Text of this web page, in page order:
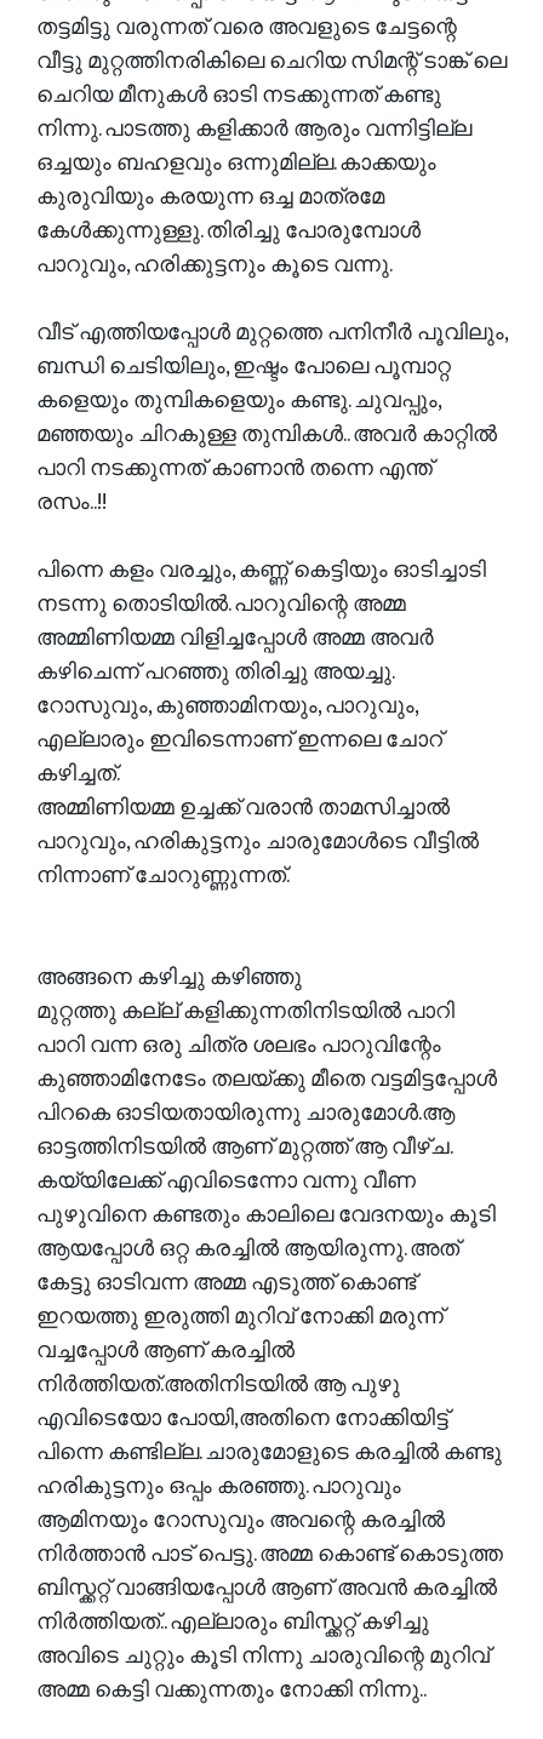
തട്ടമിട്ടു വരുന്നത് വരെ അവളുടെ ചേട്ടന്റെ
വീട്ടു മുറ്റത്തിനരികിലെ ചെറിയ സിമന്റ്‌ ടാങ്ക് ലെ
ചെറിയ മീനുകൾ ഓടി നടക്കുന്നത് കണ്ടു
നിന്നു. പാടത്തു കളിക്കാർ ആരും വന്നിട്ടില്ല
ഒച്ചയും ബഹളവും ഒന്നുമില്ല. കാക്കയും
കുരുവിയും കരയുന്ന ഒച്ച മാത്രമേ
കേൾക്കുന്നുള്ളു. തിരിച്ചു പോരുമ്പോൾ
പാറുവും, ഹരിക്കുട്ടനും കൂടെ വന്നു.
വീട് എത്തിയപ്പോൾ മുറ്റത്തെ പനിനീർ പൂവിലും,
ബന്ധി ചെടിയിലും, ഇഷ്ടം പോലെ പൂമ്പാറ്റ
കളെയും തുമ്പികളെയും കണ്ടു. ചുവപ്പും,
മഞ്ഞയും ചിറകുള്ള തുമ്പികൾ.. അവർ കാറ്റിൽ
പാറി നടക്കുന്നത് കാണാൻ തന്നെ എന്ത്
രസം..!!
പിന്നെ കളം വരച്ചും, കണ്ണ് കെട്ടിയും ഓടിച്ചാടി
നടന്നു തൊടിയിൽ. പാറുവിന്റെ അമ്മ
അമ്മിണിയമ്മ വിളിച്ചപ്പോൾ അമ്മ അവർ
കഴിചെന്ന് പറഞ്ഞു തിരിച്ചു അയച്ചു.
റോസുവും, കുഞ്ഞാമിനയും, പാറുവും,
എല്ലാരും ഇവിടെന്നാണ് ഇന്നലെ ചോറ്
കഴിച്ചത്.
അമ്മിണിയമ്മ ഉച്ചക്ക് വരാൻ താമസിച്ചാൽ
പാറുവും, ഹരികുട്ടനും ചാരുമോൾടെ വീട്ടിൽ
നിന്നാണ് ചോറുണ്ണുന്നത്.
അങ്ങനെ കഴിച്ചു കഴിഞ്ഞു
മുറ്റത്തു കല്ല് കളിക്കുന്നതിനിടയിൽ പാറി
പാറി വന്ന ഒരു ചിത്ര ശലഭം പാറുവിന്റേം
കുഞ്ഞാമിനേടേം തലയ്ക്കു മീതെ വട്ടമിട്ടപ്പോൾ
പിറകെ ഓടിയതായിരുന്നു ചാരുമോൾ.ആ
ഓട്ടത്തിനിടയിൽ ആണ് മുറ്റത്ത് ആ വീഴ്ച.
കയ്യിലേക്ക് എവിടെന്നോ വന്നു വീണ
പുഴുവിനെ കണ്ടതും കാലിലെ വേദനയും കൂടി
ആയപ്പോൾ ഒറ്റ കരച്ചിൽ ആയിരുന്നു. അത്
കേട്ടു ഓടിവന്ന അമ്മ എടുത്ത് കൊണ്ട്
ഇറയത്തു ഇരുത്തി മുറിവ് നോക്കി മരുന്ന്
വച്ചപ്പോൾ ആണ് കരച്ചിൽ
നിർത്തിയത്.അതിനിടയിൽ ആ പുഴു
എവിടെയോ പോയി,അതിനെ നോക്കിയിട്ട്
പിന്നെ കണ്ടില്ല. ചാരുമോളുടെ കരച്ചിൽ കണ്ടു
ഹരികുട്ടനും ഒപ്പം കരഞ്ഞു. പാറുവും
ആമിനയും റോസുവും അവന്റെ കരച്ചിൽ
നിർത്താൻ പാട് പെട്ടു. അമ്മ കൊണ്ട് കൊടുത്ത
ബിസ്ക്കറ്റ് വാങ്ങിയപ്പോൾ ആണ് അവൻ കരച്ചിൽ
നിർത്തിയത്.. എല്ലാരും ബിസ്ക്കറ്റ് കഴിച്ചു
അവിടെ ചുറ്റും കൂടി നിന്നു ചാരുവിന്റെ മുറിവ്
അമ്മ കെട്ടി വക്കുന്നതും നോക്കി നിന്നു..